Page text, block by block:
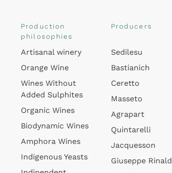
Production
philosophies
Artisanal winery
Orange Wine
Wines Without
Added Sulphites
Organic Wines
Biodynamic Wines
Amphora Wines
Indigenous Yeasts
Producers
Sedilesu
Bastianich
Ceretto
Masseto
Agrapart
Quintarelli
Jacquesson
Giuseppe